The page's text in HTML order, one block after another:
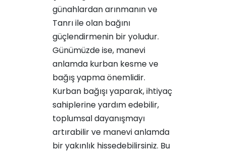
günahlardan arınmanın ve
Tanrı ile olan bağını
güçlendirmenin bir yoludur.
Günümüzde ise, manevi
anlamda kurban kesme ve
bağış yapma önemlidir.
Kurban bağışı yaparak, ihtiyaç
sahiplerine yardım edebilir,
toplumsal dayanışmayı
artırabilir ve manevi anlamda
bir yakınlık hissedebilirsiniz. Bu